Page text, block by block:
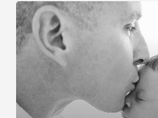
Learn
more